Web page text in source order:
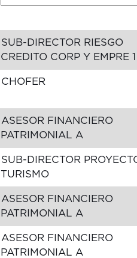
SUB-DIRECTOR RIESGO
CREDITO CORP Y EMPRE 1
CHOFER
ASESOR FINANCIERO
PATRIMONIAL A
SUB-DIRECTOR
TURISMO
ASESOR FINANCIERO
PATRIMONIAL A
ASESOR FINANCIERO
PATRIMONIAL A